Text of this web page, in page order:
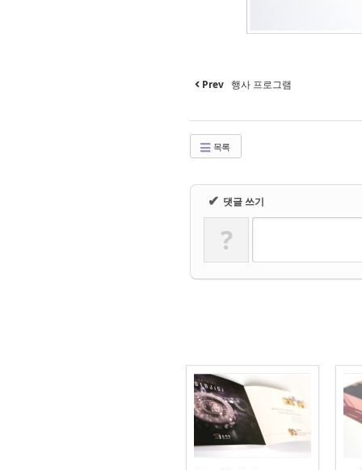
Prev 행사 프로그램
목록
✔ 댓글 쓰기
?